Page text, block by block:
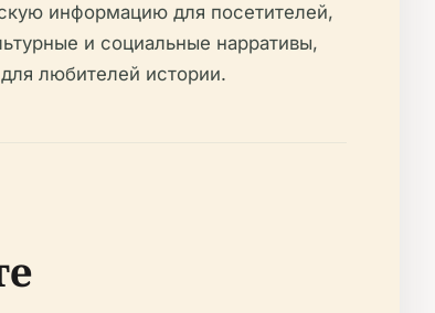
информацию для посетителей,
и социальные нарративы,
любителей истории.